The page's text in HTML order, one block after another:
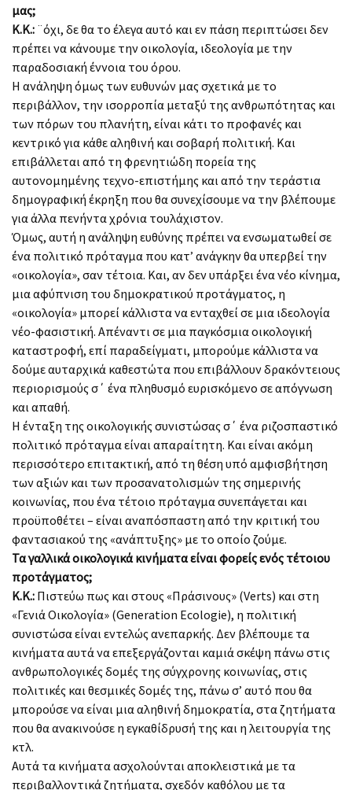
μας;
Κ.Κ.: ¨όχι, δε θα το έλεγα αυτό και εν πάση περιπτώσει δεν
πρέπει να κάνουμε την οικολογία, ιδεολογία με την
παραδοσιακή έννοια του όρου.
Η ανάληψη όμως των ευθυνών μας σχετικά με το
περιβάλλον, την ισορροπία μεταξύ της ανθρωπότητας και
των πόρων του πλανήτη, είναι κάτι το προφανές και
κεντρικό για κάθε αληθινή και σοβαρή πολιτική. Και
επιβάλλεται από τη φρενητιώδη πορεία της
αυτονομημένης τεχνο-επιστήμης και από την τεράστια
δημογραφική έκρηξη που θα συνεχίσουμε να την βλέπουμε
για άλλα πενήντα χρόνια τουλάχιστον.
Όμως, αυτή η ανάληψη ευθύνης πρέπει να ενσωματωθεί σε
ένα πολιτικό πρόταγμα που κατ’ ανάγκην θα υπερβεί την
«οικολογία», σαν τέτοια. Και, αν δεν υπάρξει ένα νέο κίνημα,
μια αφύπνιση του δημοκρατικού προτάγματος, η
«οικολογία» μπορεί κάλλιστα να ενταχθεί σε μια ιδεολογία
νέο-φασιστική. Απέναντι σε μια παγκόσμια οικολογική
καταστροφή, επί παραδείγματι, μπορούμε κάλλιστα να
δούμε αυταρχικά καθεστώτα που επιβάλλουν δρακόντειους
περιορισμούς σ΄ ένα πληθυσμό ευρισκόμενο σε απόγνωση
και απαθή.
Η ένταξη της οικολογικής συνιστώσας σ΄ ένα ριζοσπαστικό
πολιτικό πρόταγμα είναι απαραίτητη. Και είναι ακόμη
περισσότερο επιτακτική, από τη θέση υπό αμφισβήτηση
των αξιών και των προσανατολισμών της σημερινής
κοινωνίας, που ένα τέτοιο πρόταγμα συνεπάγεται και
προϋποθέτει – είναι αναπόσπαστη από την κριτική του
φαντασιακού της «ανάπτυξης» με το οποίο ζούμε.
Τα γαλλικά οικολογικά κινήματα είναι φορείς ενός τέτοιου
προτάγματος;
Κ.Κ.: Πιστεύω πως και στους «Πράσινους» (Verts) και στη
«Γενιά Οικολογία» (Generation Ecologie), η πολιτική
συνιστώσα είναι εντελώς ανεπαρκής. Δεν βλέπουμε τα
κινήματα αυτά να επεξεργάζονται καμιά σκέψη πάνω στις
ανθρωπολογικές δομές της σύγχρονης κοινωνίας, στις
πολιτικές και θεσμικές δομές της, πάνω σ’ αυτό που θα
μπορούσε να είναι μια αληθινή δημοκρατία, στα ζητήματα
που θα ανακινούσε η εγκαθίδρυσή της και η λειτουργία της
κτλ.
Αυτά τα κινήματα ασχολούνται αποκλειστικά με τα
περιβαλλοντικά ζητήματα, σχεδόν καθόλου με τα